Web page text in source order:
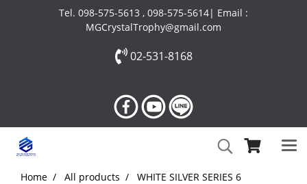
Tel. 098-575-5613 , 098-575-5614| Email :
MGCrystalTrophy@gmail.com
02-531-8168
Home All products
WHITE SILVER SERIES 6